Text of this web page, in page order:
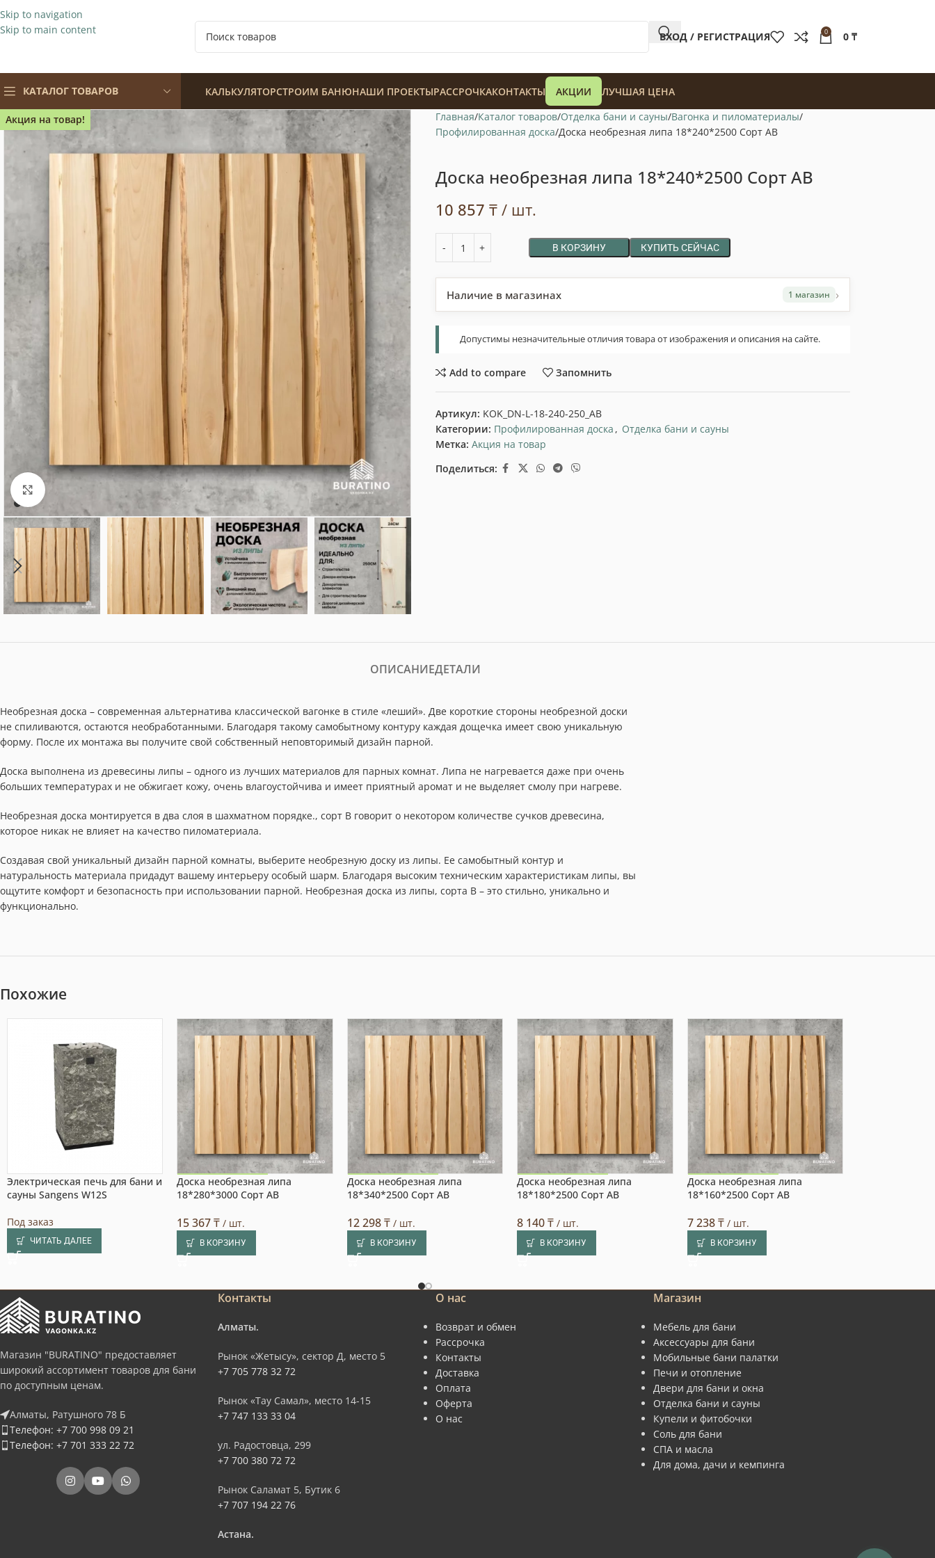
Skip to navigation
Skip to main content
ВХОД / РЕГИСТРАЦИЯ 0 0 ₸
КАТАЛОГ ТОВАРОВ
128 900₸
КАЛЬКУЛЯТОРСТРОИМ БАНЮНАШИ ПРОЕКТЫРАССРОЧКАКОНТАКТЫ АКЦИИ ЛУЧШАЯ ЦЕНА
Акция на товар!
Нажмите, чтобы увеличить
Главная Каталог товаров Отделка бани и сауны Вагонка и пиломатериалы
Профилированная доска Доска необрезная липа 18*240*2500 Сорт АВ
Доска необрезная липа 18*240*2500 Сорт АВ
10 857 ₸/ шт.
В КОРЗИНУ КУПИТЬ СЕЙЧАС
Наличие в магазинах 1 магазин ›
Допустимы незначительные отличия товара от изображения и описания на сайте.
Add to compare Запомнить
Артикул: KOK_DN-L-18-240-250_AB
Категории: Профилированная доска , Отделка бани и сауны
Метка: Акция на товар
Поделиться:
ОПИСАНИЕДЕТАЛИ
Необрезная доска – современная альтернатива классической вагонке в стиле «леший». Две короткие стороны необрезной доски
не спиливаются, остаются необработанными. Благодаря такому самобытному контуру каждая дощечка имеет свою уникальную
форму. После их монтажа вы получите свой собственный неповторимый дизайн парной.
Доска выполнена из древесины липы – одного из лучших материалов для парных комнат. Липа не нагревается даже при очень
больших температурах и не обжигает кожу, очень влагоустойчива и имеет приятный аромат и не выделяет смолу при нагреве.
Необрезная доска монтируется в два слоя в шахматном порядке., сорт В говорит о некотором количестве сучков древесина,
которое никак не влияет на качество пиломатериала.
Создавая свой уникальный дизайн парной комнаты, выберите необрезную доску из липы. Ее самобытный контур и
натуральность материала придадут вашему интерьеру особый шарм. Благодаря высоким техническим характеристикам липы, вы
ощутите комфорт и безопасность при использовании парной. Необрезная доска из липы, сорта B – это стильно, уникально и
функционально.
Похожие
Электрическая печь для бани и
сауны Sangens W12S
Под заказ
ЧИТАТЬ ДАЛЕЕ
Акция на товар!
Доска необрезная липа
18*280*3000 Сорт АВ
15 367₸ / шт.
В КОРЗИНУ
Акция на товар!
Доска необрезная липа
18*340*2500 Сорт АВ
12 298₸/ шт.
В КОРЗИНУ
Акция на товар!
Доска необрезная липа
18*180*2500 Сорт АВ
8 140₸ / шт.
В КОРЗИНУ
Акция на товар!
Доска необрезная липа
18*160*2500 Сорт АВ
7 238₸/ шт.
В КОРЗИНУ
Магазин "BURATINO" предоставляет
широкий ассортимент товаров для бани
по доступным ценам.
Алматы, Ратушного 78 Б
Телефон: +7 700 998 09 21
Телефон: +7 701 333 22 72
Контакты
Алматы.
Рынок «Жетысу», сектор Д, место 5
+7 705 778 32 72
Рынок «Тау Самал», место 14-15
+7 747 133 33 04
ул. Радостовца, 299
+7 700 380 72 72
Рынок Саламат 5, Бутик 6
+7 707 194 22 76
Астана.
О нас
Возврат и обмен
Рассрочка
Контакты
Доставка
Оплата
Оферта
О нас
Магазин
Мебель для бани
Аксессуары для бани
Мобильные бани палатки
Печи и отопление
Двери для бани и окна
Отделка бани и сауны
Купели и фитобочки
Соль для бани
СПА и масла
Для дома, дачи и кемпинга